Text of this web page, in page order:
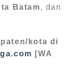
Batam, dan
kota di
[WA